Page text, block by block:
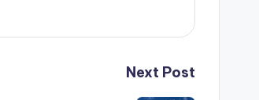
Next Post